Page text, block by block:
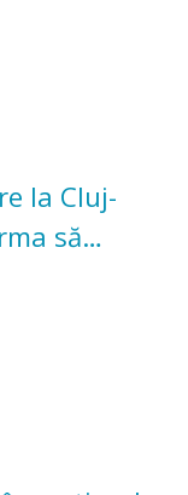
la Cluj-
să
an